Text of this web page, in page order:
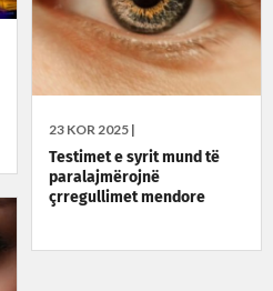
23 KOR 2025 |
Testimet e syrit mund të
paralajmërojnë
çrregullimet mendore